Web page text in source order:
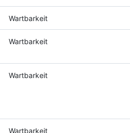
Wartbarkeit
Wartbarkeit
Wartbarkeit
Wartbarkeit